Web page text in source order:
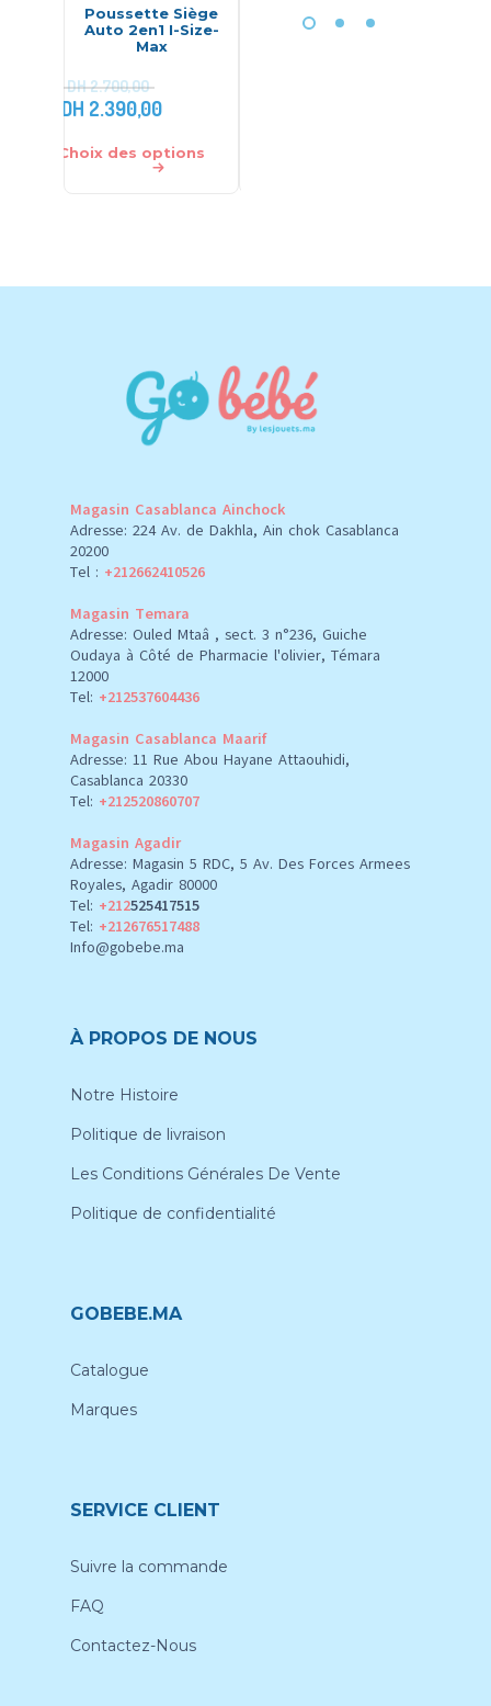
Poussette Siège
Auto 2en1 I-Size-
Max
DH2.700,00
DH 2.390,00
Choix des options
Sticker Plastifié
Baby on board –
Magasin Casablanca Ainchock
Adresse: 224 Av. de Dakhla, Ain chok Casablanca
20200
Tel : +212662410526
Magasin Temara
Adresse: Ouled Mtaâ , sect. 3 n°236, Guiche
Oudaya à Côté de Pharmacie l'olivier, Témara
12000
Tel: +212537604436
Magasin Casablanca Maarif
Adresse: 11 Rue Abou Hayane Attaouhidi,
Casablanca 20330
Tel: +212520860707
Magasin Agadir
Adresse: Magasin 5 RDC, 5 Av. Des Forces Armees
Royales, Agadir 80000
Tel: +212525417515
Tel: +212676517488
Info@gobebe.ma
À PROPOS DE NOUS
Notre Histoire
Politique de livraison
Les Conditions Générales De Vente
Politique de confidentialité
GOBEBE.MA
Catalogue
Marques
SERVICE CLIENT
Suivre la commande
FAQ
Contactez-Nous